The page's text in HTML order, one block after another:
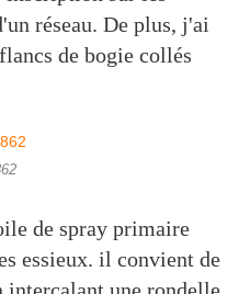
réseau. De plus, j'ai
de bogie collés
de spray primaire
essieux. il convient de